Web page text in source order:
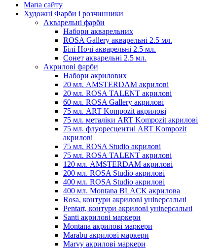
Мапа сайту
Художні Фарби і розчинники
Акварельні фарби
Набори акварельних
ROSA Gallery акварельні 2.5 мл.
Білі Ночі акварельні 2.5 мл.
Сонет акварельні 2.5 мл.
Акрилові фарби
Набори акрилових
20 мл. AMSTERDAM акрилові
20 мл. ROSA TALENT акрилові
60 мл. ROSA Gallery акрилові
75 мл. ART Kompozit акрилові
75 мл. металіки ART Kompozit акрилові
75 мл. флуоресцентні ART Kompozit
акрилові
75 мл. ROSA Studio акрилові
75 мл. ROSA TALENT акрилові
120 мл. AMSTERDAM акрилові
200 мл. ROSA Studio акрилові
400 мл. ROSA Studio акрилові
400 мл. Montana BLACK акрилова
Rosa, контури акрилові універсальні
Pentart, контури акрилові універсальні
Santi акрилові маркери
Montana акрилові маркери
Marabu акрилові маркери
Marvy акрилові маркери